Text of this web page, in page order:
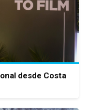
desde Costa